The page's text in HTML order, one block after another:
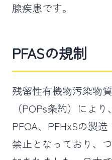
腺疾患です。
PFASの規制
残留性有機物汚染物
（POPs条約）により
PFOA、PFHxSの製
禁止となっており、